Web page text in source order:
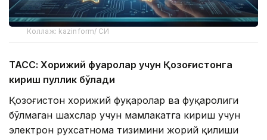
Коллаж: kazinform/ СИ
ТАСС: Хорижий фуқаролар учун Қозоғистонга
кириш пуллик бўлади
Қозоғистон хорижий фуқаролар ва фуқаролиги
бўлмаган шахслар учун мамлакатга кириш учун
электрон рухсатнома тизимини жорий қилиши